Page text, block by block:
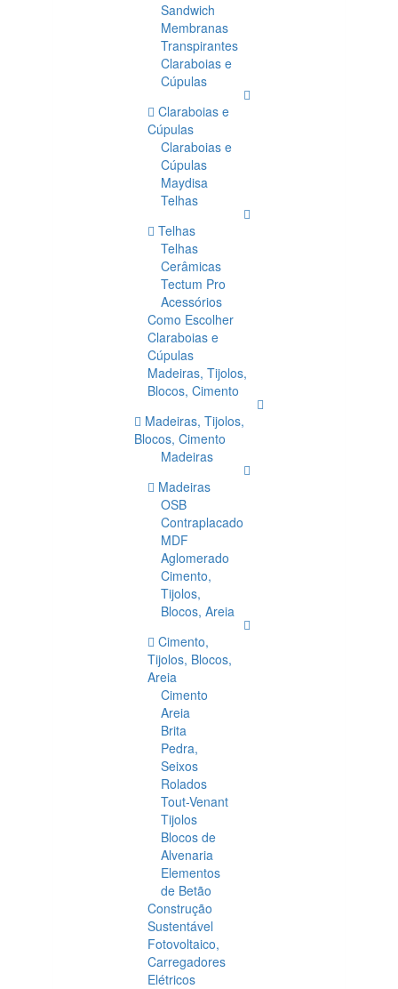
Sandwich
Membranas
Transpirantes
Claraboias e
Cúpulas
Claraboias e
Cúpulas
Claraboias e
Cúpulas
Maydisa
Telhas
Telhas
Telhas
Cerâmicas
Tectum Pro
Acessórios
Como Escolher
Claraboias e
Cúpulas
Madeiras, Tijolos,
Blocos, Cimento
Madeiras, Tijolos,
Blocos, Cimento
Madeiras
Madeiras
OSB
Contraplacado
MDF
Aglomerado
Cimento,
Tijolos,
Blocos, Areia
Cimento,
Tijolos, Blocos,
Areia
Cimento
Areia
Brita
Pedra,
Seixos
Rolados
Tout-Venant
Tijolos
Blocos de
Alvenaria
Elementos
de Betão
Construção
Sustentável
Fotovoltaico,
Carregadores
Elétricos